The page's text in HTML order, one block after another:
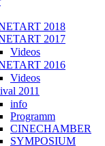
2018
2017
Videos
2016
Videos
2011
info
Programm
CINECHAMBER
SYMPOSIUM